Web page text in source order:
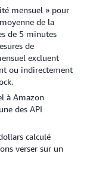
mensuel » pour
de la
de 5 minutes
de
excluent
ou indirectement
à Amazon
des API
calculé
verser sur un